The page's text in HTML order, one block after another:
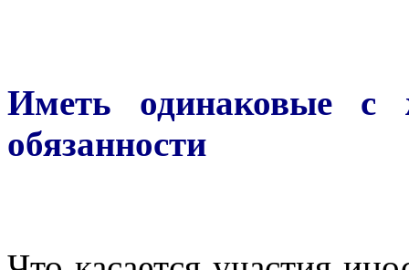
Иметь одинаковые с
обязанности